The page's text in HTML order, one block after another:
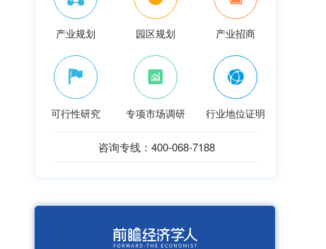
产业规划 园区规划 产业招商
可行性研究 专项市场调研 行业地位证明
咨询专线：400-068-7188